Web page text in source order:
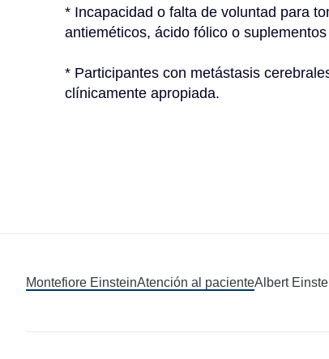
* Incapacidad o falta de voluntad para
antieméticos, ácido fólico o
* Participantes con metástasis
clínicamente apropiada.
Montefiore EinsteinAtención al pacienteAlbert